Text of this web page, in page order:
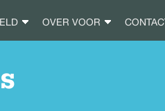
OVER VOOR